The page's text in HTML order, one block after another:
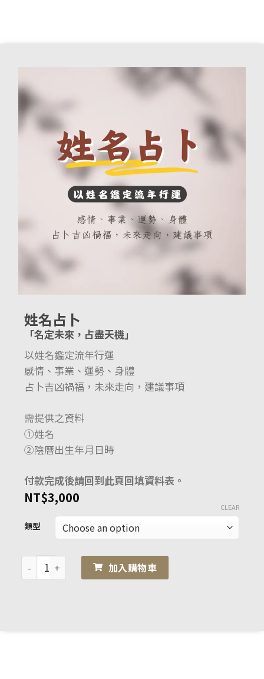
姓名占卜
「名定未來，占盡天機」
以姓名鑑定流年行運
感情、事業、運勢、身體
占卜吉凶禍福，未來走向，建議事項
需提供之資料
①姓名
②陰曆出生年月日時
付款完成後請回到此頁回填資料表。
NT$3,000
類型
CLEAR
加入購物車